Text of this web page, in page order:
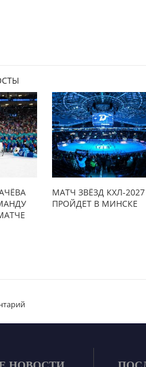
МАТЧ ЗВЁЗД КХЛ-2027
ПРОЙДЕТ В МИНСКЕ